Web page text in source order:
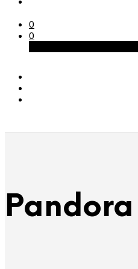
0
0